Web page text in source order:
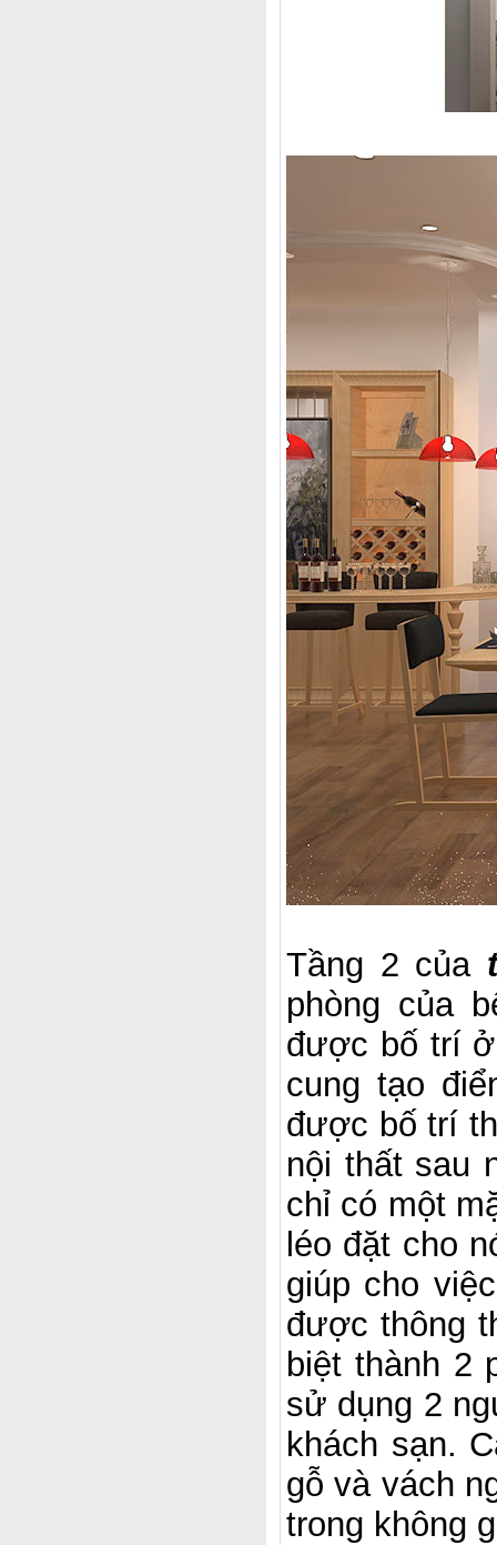
Tầng 2 của
phòng của
được bố trí
cung tạo
được bố trí
nội thất sau
chỉ có một
léo đặt cho
giúp cho
được thông
biệt thành 2
sử dụng 2
khách sạn.
gỗ và vách
trong không